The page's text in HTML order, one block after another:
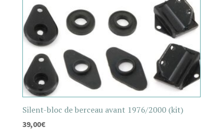
Silent-bloc de berceau avant 1976/2000 (kit)
39,00€